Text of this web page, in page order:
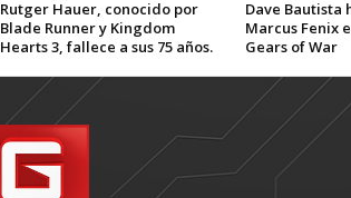
Rutger Hauer, conocido por
Blade Runner y Kingdom
Hearts 3, fallece a sus 75 años.
Dave Bautista
Marcus Fenix
Gears of War